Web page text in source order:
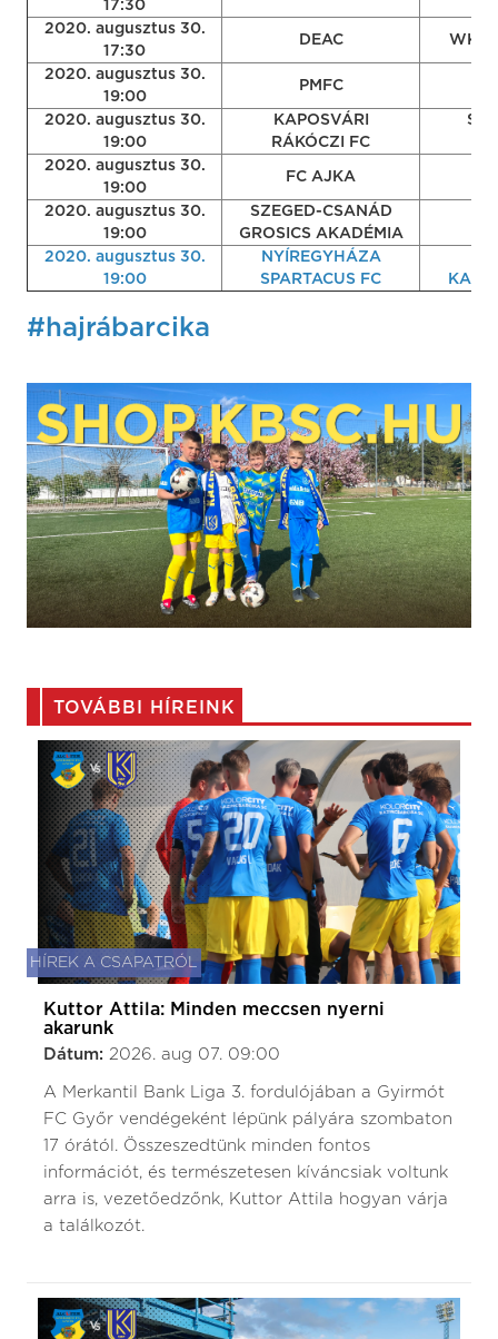
17:30
2020. augusztus 30.
17:30
DEAC WKW
2020. augusztus 30.
19:00
PMFC
2020. augusztus 30.
19:00
KAPOSVÁRI
RÁKÓCZI FC
2020. augusztus 30.
19:00
FC AJKA
2020. augusztus 30.
19:00
SZEGED-CSANÁD
GROSICS AKADÉMIA
2020. augusztus 30.
19:00
NYÍREGYHÁZA
SPARTACUS FC
#hajrábarcika
TOVÁBBI HÍREINK
HÍREK A CSAPATRÓL
Kuttor Attila: Minden meccsen nyerni
akarunk
Dátum: 2026. aug 07. 09:00
A Merkantil Bank Liga 3. fordulójában a Gyirmót
FC Győr vendégeként lépünk pályára szombaton
17 órától. Összeszedtünk minden fontos
információt, és természetesen kíváncsiak voltunk
arra is, vezetőedzőnk, Kuttor Attila hogyan várja
a találkozót.